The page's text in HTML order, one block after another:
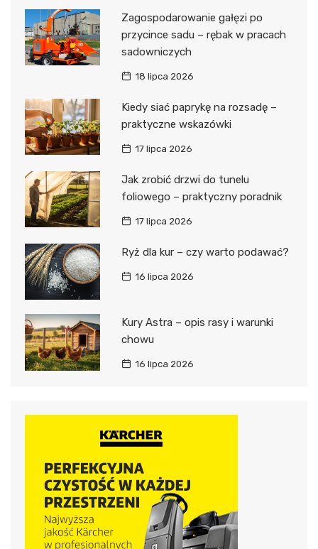
Zagospodarowanie gałęzi po
przycince sadu – rębak w pracach
sadowniczych
18 lipca 2026
Kiedy siać paprykę na rozsadę –
praktyczne wskazówki
17 lipca 2026
Jak zrobić drzwi do tunelu
foliowego – praktyczny poradnik
17 lipca 2026
Ryż dla kur – czy warto podawać?
16 lipca 2026
Kury Astra – opis rasy i warunki
chowu
16 lipca 2026